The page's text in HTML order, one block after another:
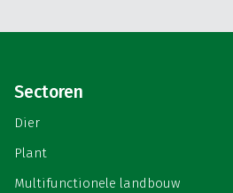
Sectoren
Dier
Plant
Multifunctionele landbouw